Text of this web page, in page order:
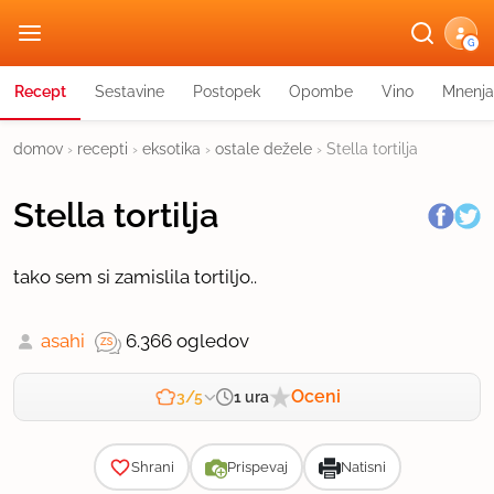
G
Recept Sestavine Postopek Opombe Vino Mnenja
domov › recepti › eksotika › ostale dežele › Stella tortilja
Stella tortilja
tako sem si zamislila tortiljo..
asahi 6.366 ogledov
3/5 1 ura Oceni
Shrani Prispevaj Natisni